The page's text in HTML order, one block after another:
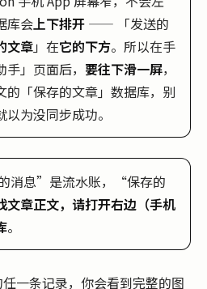
库会 上下排开 —— 「发送的
文章」在它的下方。所以在手
」页面后， 要往下滑一屏，
的「保存的文章」数据库，别
为没同步成功。
消息”是流水账，“保存的
文章正文，请打开右边（手机
。
一条记录，你会看到完整的图